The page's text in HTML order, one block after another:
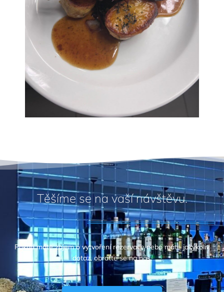
Těšíme se na vaší návštěvu.
Pokud máte zájem o vytvoření rezervace nebo máte jakýkoliv
dotaz, obraťte se na nás.